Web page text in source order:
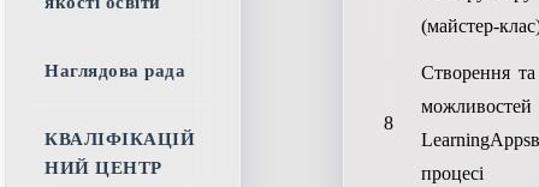
(майстер-
8
Створення
процесі
Наглядова рада
КВАЛІФІКАЦІЙ
НИЙ ЦЕНТР